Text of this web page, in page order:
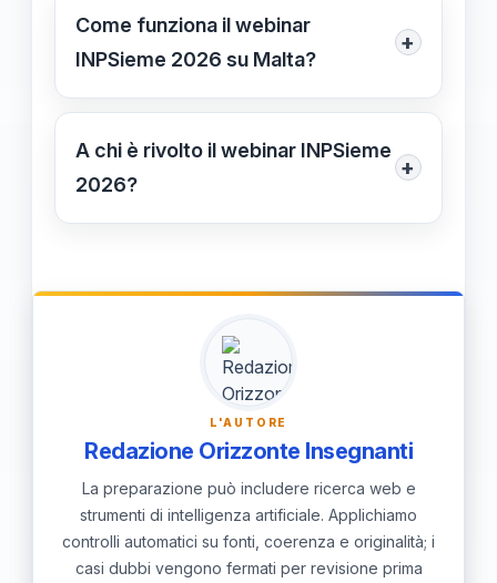
programmi, strutture, attività, scoprire
opzioni di alloggio e programmi
diretto dagli esperti per una scelta
ottimale.
Come funziona il webinar
INPSieme 2026 su Malta?
+
Il webinar prevede presentazioni
interattive, possibilità di porre
domande agli esperti, e fornisce tutte
meglio la partecipazione estiva.
A chi è rivolto il webinar INPSieme
2026?
+
Il webinar è rivolto a genitori di
adulti e chiunque voglia approfondire
le opportunità di studio a Malta con i
programmi INPSieme.
L'AUTORE
Redazione Orizzonte Insegnanti
La preparazione può includere ricerca web e
strumenti di intelligenza artificiale. Applichiamo
controlli automatici su fonti, coerenza e originalità; i
casi dubbi vengono fermati per revisione prima